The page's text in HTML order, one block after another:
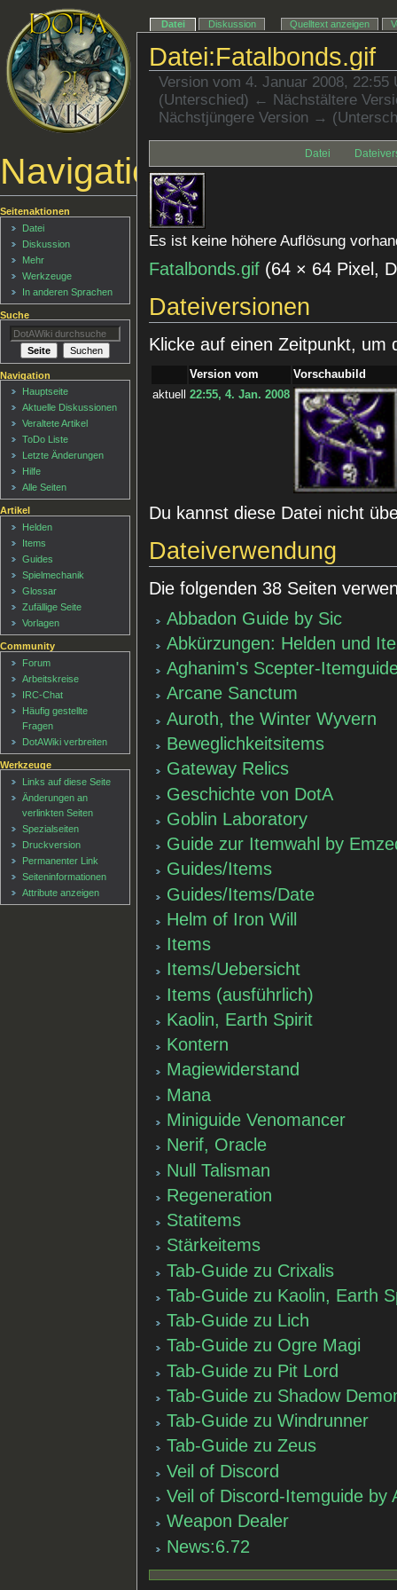
Datei:Fatalbonds.gif
Version vom 4. Januar 2008, 22:55
(Unterschied) ← Nächstältere
Nächstjüngere Version →
Datei
Es ist keine höhere Auflösung
Fatalbonds.gif (64 × 64 Pixel,
Dateiversionen
Klicke auf einen Zeitpunkt, um
Version vom
Vorschaubild
aktuell
22:55, 4. Jan. 2008
Du kannst diese Datei nicht
Dateiverwendung
Die folgenden 38 Seiten
Abbadon Guide by Sic
Abkürzungen: Helden und
Aghanim's Scepter-
Arcane Sanctum
Auroth, the Winter Wyvern
Beweglichkeitsitems
Gateway Relics
Geschichte von DotA
Goblin Laboratory
Guide zur Itemwahl by
Guides/Items
Guides/Items/Date
Helm of Iron Will
Items
Items/Uebersicht
Items (ausführlich)
Kaolin, Earth Spirit
Kontern
Magiewiderstand
Mana
Miniguide Venomancer
Nerif, Oracle
Null Talisman
Regeneration
Statitems
Stärkeitems
Tab-Guide zu Crixalis
Tab-Guide zu Kaolin, Earth
Tab-Guide zu Lich
Tab-Guide zu Ogre Magi
Tab-Guide zu Pit Lord
Tab-Guide zu Shadow
Tab-Guide zu Windrunner
Tab-Guide zu Zeus
Veil of Discord
Veil of Discord-Itemguide by
Weapon Dealer
News:6.72
Navigationsmenü
Datei Diskussion Quelltext anzeigen
Seitenaktionen
Datei
Diskussion
Mehr
Werkzeuge
In anderen Sprachen
Suche
Navigation
Hauptseite
Aktuelle Diskussionen
Veraltete Artikel
ToDo Liste
Letzte Änderungen
Hilfe
Alle Seiten
Artikel
Helden
Items
Guides
Spielmechanik
Glossar
Zufällige Seite
Vorlagen
Community
Forum
Arbeitskreise
IRC-Chat
Häufig gestellte
Fragen
DotAWiki verbreiten
Werkzeuge
Links auf diese Seite
Änderungen an
verlinkten Seiten
Spezialseiten
Druckversion
Permanenter Link
Seiten­informationen
Attribute anzeigen